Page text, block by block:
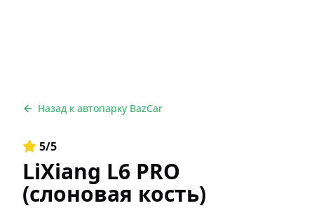
Назад к автопарку BazCar
5/5
LiXiang L6 PRO
(слоновая кость)